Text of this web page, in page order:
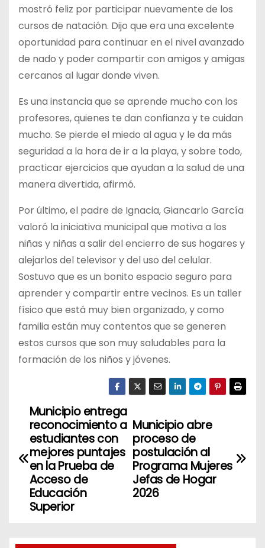
mostró feliz por participar nuevamente de los
cursos de natación. Dijo que era una excelente
oportunidad para continuar en el nivel avanzado
de nado y poder compartir con amigos y amigas
cercanos al lugar donde viven.
Es una instancia que se aprende mucho con los
profesores, quienes te dan confianza y te cuidan
mucho. Se pierde el miedo al agua y le da más
seguridad a la hora de ir a la playa, y sobre todo,
practicar ejercicios que ayudan a la salud de una
manera divertida, afirmó.
Por último, el padre de Ignacia, Giancarlo García
valoró la iniciativa municipal que motiva a los
niñas y niñas a salir del encierro de sus hogares y
alejarlos del televisor y del uso del celular.
Sostuvo que es un bonito espacio seguro para
aprender y compartir entre vecinos. Es un taller
físico que está muy bien organizado, y como
familia están muy contentos que se generen
estos cursos que son muy saludables para la
formación de los niños y jóvenes.
N
v
a
Municipio abre
proceso de
postulación al
Programa Mujeres
Jefas de Hogar
2026
Municipio entrega
reconocimiento a
estudiantes con
mejores puntajes
en la Prueba de
Acceso de
Educación
Superior